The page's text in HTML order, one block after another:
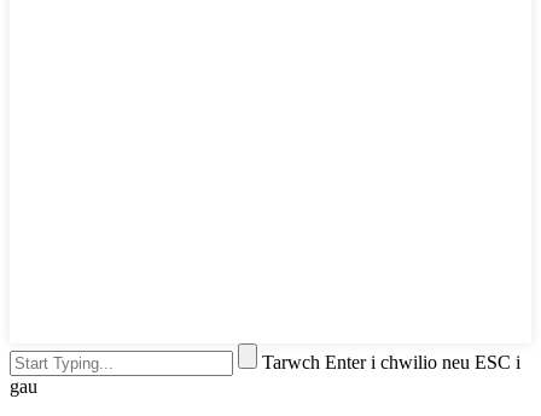
Tarwch Enter i chwilio neu ESC i
gau